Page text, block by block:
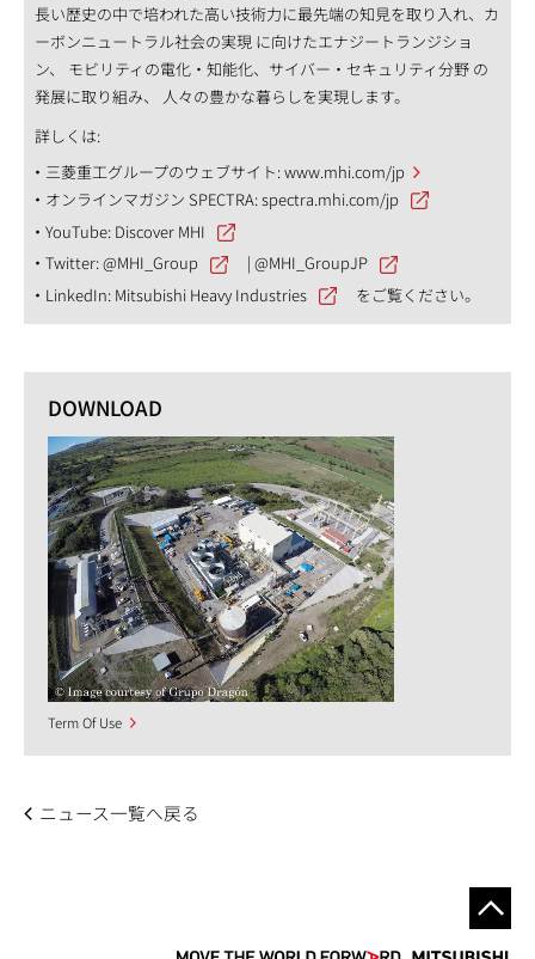
長い歴史の中で培われた高い技術力に最先端の知見を取り入れ、カ
ーボンニュートラル社会の実現 に向けたエナジートランジショ
ン、 モビリティの電化・知能化、サイバー・セキュリティ分野 の
発展に取り組み、 人々の豊かな暮らしを実現します。
詳しくは:
三菱重工グループのウェブサイト:www.mhi.com/jp
オンラインマガジン SPECTRA:spectra.mhi.com/jp
YouTube: Discover MHI
Twitter:@MHI_Group |@MHI_GroupJP
LinkedIn: Mitsubishi Heavy Industries をご覧ください。
DOWNLOAD
Term Of Use
ニュース一覧へ戻る